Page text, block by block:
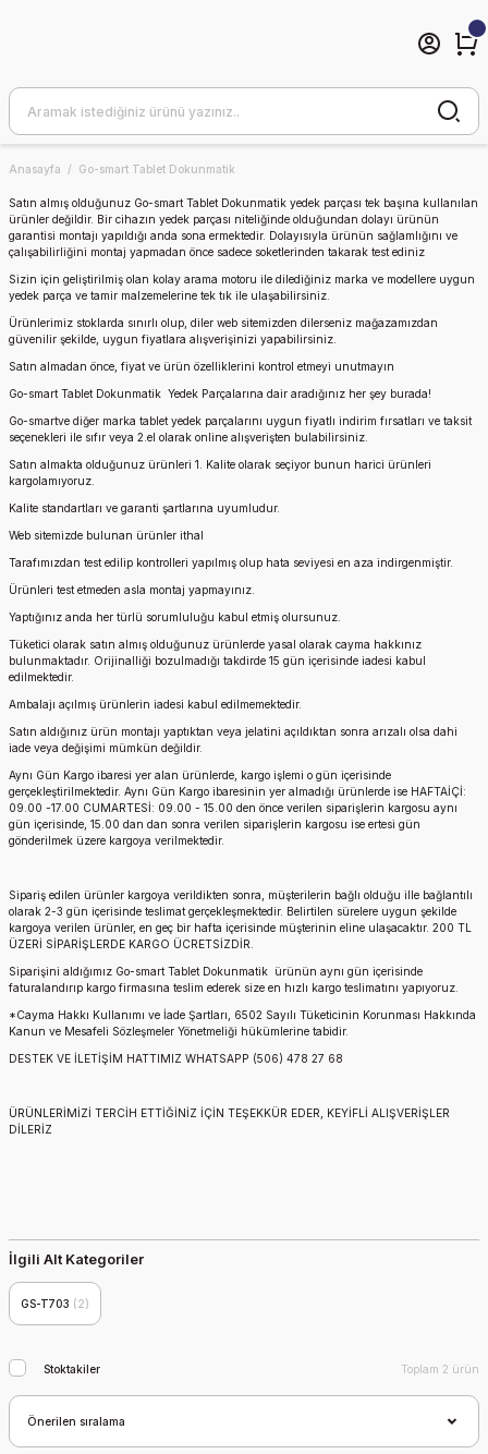
Anasayfa Go-smart Tablet Dokunmatik
Satın almış olduğunuz Go-smart Tablet Dokunmatik yedek parçası tek başına kullanılan
ürünler değildir. Bir cihazın yedek parçası niteliğinde olduğundan dolayı ürünün
garantisi montajı yapıldığı anda sona ermektedir. Dolayısıyla ürünün sağlamlığını ve
çalışabilirliğini montaj yapmadan önce sadece soketlerinden takarak test ediniz
Sizin için geliştirilmiş olan kolay arama motoru ile dilediğiniz marka ve modellere uygun
yedek parça ve tamir malzemelerine tek tık ile ulaşabilirsiniz.
Ürünlerimiz stoklarda sınırlı olup, diler web sitemizden dilerseniz mağazamızdan
güvenilir şekilde, uygun fiyatlara alışverişinizi yapabilirsiniz.
Satın almadan önce, fiyat ve ürün özelliklerini kontrol etmeyi unutmayın
Go-smart Tablet Dokunmatik Yedek Parçalarına dair aradığınız her şey burada!
Go-smartve diğer marka tablet yedek parçalarını uygun fiyatlı indirim fırsatları ve taksit
seçenekleri ile sıfır veya 2.el olarak online alışverişten bulabilirsiniz.
Satın almakta olduğunuz ürünleri 1. Kalite olarak seçiyor bunun harici ürünleri
kargolamıyoruz.
Kalite standartları ve garanti şartlarına uyumludur.
Web sitemizde bulunan ürünler ithal
Tarafımızdan test edilip kontrolleri yapılmış olup hata seviyesi en aza indirgenmiştir.
Ürünleri test etmeden asla montaj yapmayınız.
Yaptığınız anda her türlü sorumluluğu kabul etmiş olursunuz.
Tüketici olarak satın almış olduğunuz ürünlerde yasal olarak cayma hakkınız
bulunmaktadır. Orijinalliği bozulmadığı takdirde 15 gün içerisinde iadesi kabul
edilmektedir.
Ambalajı açılmış ürünlerin iadesi kabul edilmemektedir.
Satın aldığınız ürün montajı yaptıktan veya jelatini açıldıktan sonra arızalı olsa dahi
iade veya değişimi mümkün değildir.
Aynı Gün Kargo ibaresi yer alan ürünlerde, kargo işlemi o gün içerisinde
gerçekleştirilmektedir. Aynı Gün Kargo ibaresinin yer almadığı ürünlerde ise HAFTAİÇİ:
09.00 -17.00 CUMARTESİ: 09.00 - 15.00 den önce verilen siparişlerin kargosu aynı
gün içerisinde, 15.00 dan dan sonra verilen siparişlerin kargosu ise ertesi gün
gönderilmek üzere kargoya verilmektedir.
Sipariş edilen ürünler kargoya verildikten sonra, müşterilerin bağlı olduğu ille bağlantılı
olarak 2-3 gün içerisinde teslimat gerçekleşmektedir. Belirtilen sürelere uygun şekilde
kargoya verilen ürünler, en geç bir hafta içerisinde müşterinin eline ulaşacaktır. 200 TL
ÜZERİ SİPARİŞLERDE KARGO ÜCRETSİZDİR.
Siparişini aldığımız Go-smart Tablet Dokunmatik ürünün aynı gün içerisinde
faturalandırıp kargo firmasına teslim ederek size en hızlı kargo teslimatını yapıyoruz.
*Cayma Hakkı Kullanımı ve İade Şartları, 6502 Sayılı Tüketicinin Korunması Hakkında
Kanun ve Mesafeli Sözleşmeler Yönetmeliği hükümlerine tabidir.
DESTEK VE İLETİŞİM HATTIMIZ WHATSAPP (506) 478 27 68
ÜRÜNLERİMİZİ TERCİH ETTİĞİNİZ İÇİN TEŞEKKÜR EDER, KEYİFLİ ALIŞVERİŞLER
DİLERİZ
İlgili Alt Kategoriler
GS-T703 (2)
Stoktakiler Toplam 2 ürün